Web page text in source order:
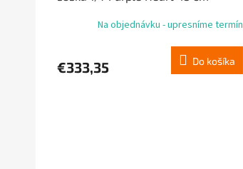
Na objednávku - upresníme termín
€333,35 Do košíka